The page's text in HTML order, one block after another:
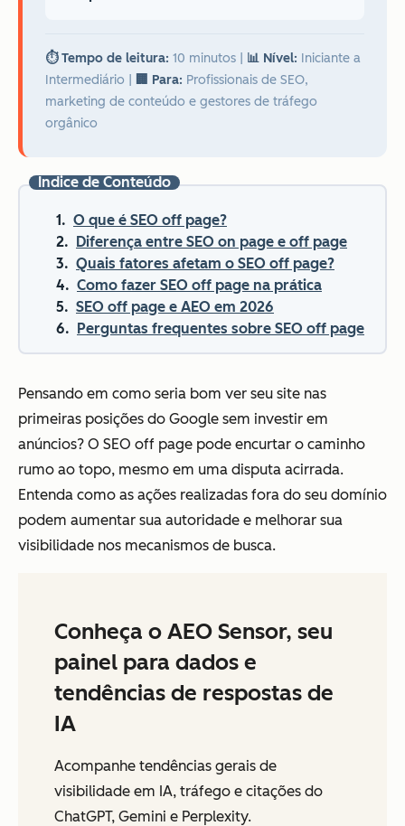
⏱️ Tempo de leitura: 10 minutos 📊 Nível: Iniciante a
Intermediário
🏢 Para: Profissionais de SEO,
marketing de conteúdo e gestores de tráfego
orgânico
Índice de Conteúdo
O que é SEO off page?
Diferença entre SEO on page e off page
Quais fatores afetam o SEO off page?
Como fazer SEO off page na prática
SEO off page e AEO em 2026
Perguntas frequentes sobre SEO off page
Pensando em como seria bom ver seu site nas
primeiras posições do Google sem investir em
anúncios? O SEO off page pode encurtar o caminho
rumo ao topo, mesmo em uma disputa acirrada.
Entenda como as ações realizadas fora do seu domínio
podem aumentar sua autoridade e melhorar sua
visibilidade nos mecanismos de busca.
Conheça o AEO Sensor, seu
painel para dados e
tendências de respostas de
IA
Acompanhe tendências gerais de
visibilidade em IA, tráfego e citações do
ChatGPT, Gemini e Perplexity.